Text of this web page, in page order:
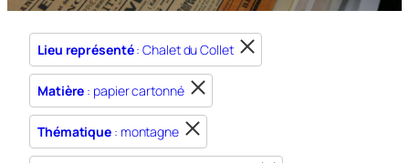
Lieu représenté: Chalet du Collet
Matière : papier cartonné
Thématique : montagne